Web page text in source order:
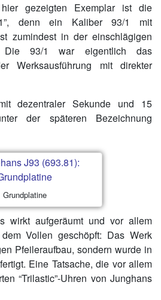
gezeigten Exemplar ist die
1”, denn ein Kaliber 93/1 mit
zumindest in der einschlägigen
Die 93/1 war eigentlich das
Werksausführung mit direkter
dezentraler Sekunde und 15
der späteren Bezeichnung
Grundplatine
wirkt aufgeräumt und vor allem
Vollen geschöpft: Das Werk
Pfeileraufbau, sondern wurde in
Eine Tatsache, die vor allem
“Trilastic”-Uhren von Junghans